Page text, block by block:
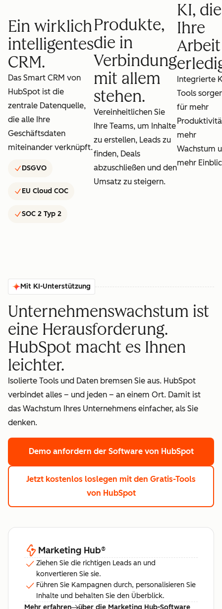
Ein wirklich
intelligentes
CRM.
Das Smart CRM von
HubSpot ist die
zentrale Datenquelle,
die alle Ihre
Geschäftsdaten
miteinander verknüpft.
DSGVO
EU Cloud COC
SOC 2 Typ 2
Produkte,
die in
Verbindung
mit allem
stehen.
Vereinheitlichen Sie
Ihre Teams, um Inhalte
zu erstellen, Leads zu
finden, Deals
abzuschließen und den
Umsatz zu steigern.
KI, die
Ihre
Arbeit
Integrierte
Tools
für mehr
mehr
Wachstum
mehr
Mit KI-Unterstützung
Unternehmenswachstum ist
eine Herausforderung.
HubSpot macht es Ihnen
leichter.
Isolierte Tools und Daten bremsen Sie aus. HubSpot
verbindet alles – und jeden – an einem Ort. Damit ist
das Wachstum Ihres Unternehmens einfacher, als Sie
denken.
Demo anfordern der Software von HubSpot
Jetzt kostenlos loslegen mit den Gratis-Tools
von HubSpot
Marketing Hub®
Ziehen Sie die richtigen Leads an und
konvertieren Sie sie.
Führen Sie Kampagnen durch, personalisieren Sie
Inhalte und behalten Sie den Überblick.
Mehr erfahren
über die Marketing Hub-Software